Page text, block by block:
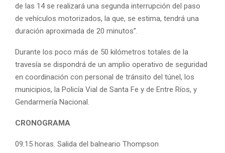
de las 14 se realizará una segunda interrupción del paso
de vehículos motorizados, la que, se estima, tendrá una
duración aproximada de 20 minutos”.
Durante los poco más de 50 kilómetros totales de la
travesía se dispondrá de un amplio operativo de seguridad
en coordinación con personal de tránsito del túnel, los
municipios, la Policía Vial de Santa Fe y de Entre Ríos, y
Gendarmería Nacional.
CRONOGRAMA
09:15 horas. Salida del balneario Thompson